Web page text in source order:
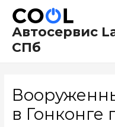
содержимому
Автосервис
СПб
в Гонконге
по
записям